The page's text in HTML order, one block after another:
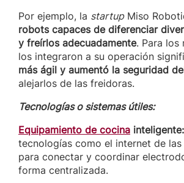
Por ejemplo, la startupMiso
robots capaces de diferenciar
y freírlos adecuadamente. Para los
los integraron a su operación
más ágil y aumentó la seguridad
alejarlos de las freidoras.
Tecnologías o sistemas útiles:
Equipamiento de cocina inteligente:
tecnologías como el internet de las
para conectar y coordinar
forma centralizada.